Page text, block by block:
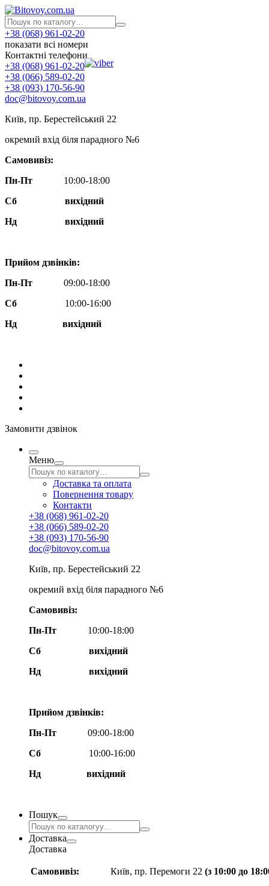
+38 (068) 961-02-20
показати всі номери
Контактні телефони
+38 (068) 961-02-20
+38 (066) 589-02-20
+38 (093) 170-56-90
doc@bitovoy.com.ua
Київ, пр. Берестейський 22
окремий вхід біля парадного №6
Самовивіз:
Пн-Пт
10:00-18:00
Сб
вихідний
Нд
вихідний
Прийом дзвінків:
Пн-Пт
09:00-18:00
Сб
10:00-16:00
Нд вихідний
Замовити дзвінок
Меню
Доставка та оплата
Повернення товару
Контакти
+38 (068) 961-02-20
+38 (066) 589-02-20
+38 (093) 170-56-90
doc@bitovoy.com.ua
Київ, пр. Берестейський 22
окремий вхід біля парадного №6
Самовивіз:
Пн-Пт
10:00-18:00
Сб
вихідний
Нд
вихідний
Прийом дзвінків:
Пн-Пт
09:00-18:00
Сб
10:00-16:00
Нд вихідний
Пошук
Доставка
Доставка
Самовивіз: Київ, пр. Перемоги 22 (з 10:00 до